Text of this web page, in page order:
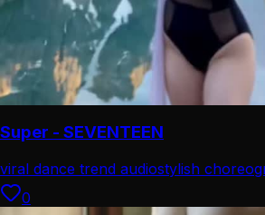
Super - SEVENTEEN
viral dance trend audiostylish
0